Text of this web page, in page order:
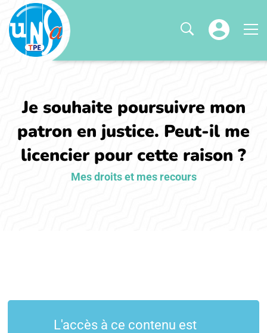
Mes droits et mes recours
Je souhaite poursuivre mon
patron en justice. Peut-il me
licencier pour cette raison ?
L'accès à ce contenu est